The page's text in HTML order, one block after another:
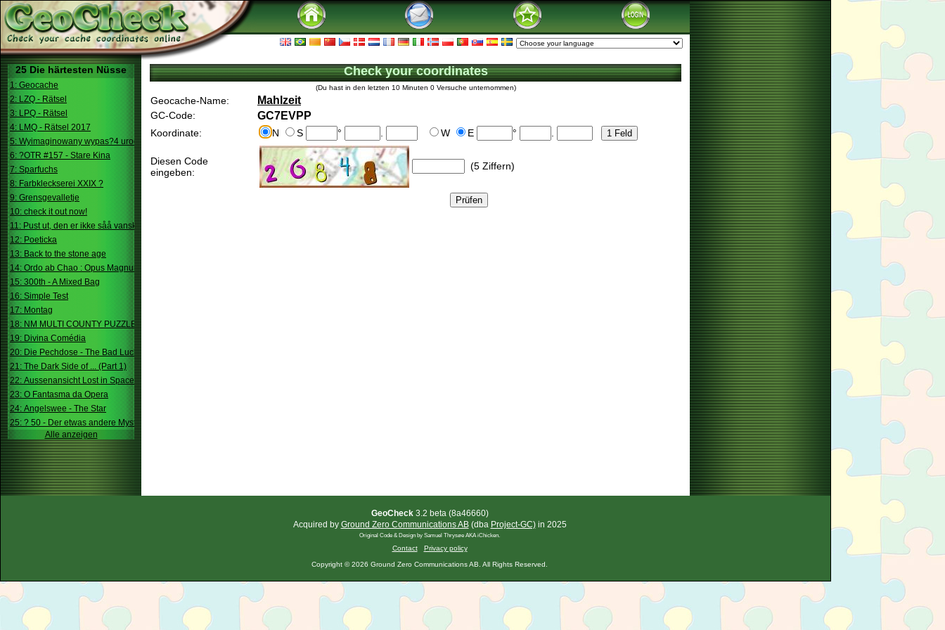
25 Die härtesten Nüsse
1: Geocache
2: LZQ - Rätsel
3: LPQ - Rätsel
4: LMQ - Rätsel 2017
5: Wyimaginowany wypas?4 urodziny
6: ?OTR #157 - Stare Kina
7: Sparfuchs
8: Farbkleckserei XXIX ?
9: Grensgevalletje
10: check it out now!
11: Pust ut, den er ikke såå vanskelig.
12: Poeticka
13: Back to the stone age
14: Ordo ab Chao : Opus Magnum
15: 300th - A Mixed Bag
16: Simple Test
17: Montag
18: NM MULTI COUNTY PUZZLE
19: Divina Comédia
20: Die Pechdose - The Bad Luck Box
21: The Dark Side of ... (Part 1)
22: Aussenansicht Lost in Space
23: O Fantasma da Opera
24: Angelswee - The Star
25: ? 50 - Der etwas andere Mystery
Alle anzeigen
Check your coordinates
(Du hast in den letzten 10 Minuten 0 Versuche unternommen)
Geocache-Name: Mahlzeit
GC-Code: GC7EVPP
Koordinate: N S ° W E °
Diesen Code
eingeben:
(5 Ziffern)
GeoCheck3.2 beta (8a46660)
Acquired by Ground Zero Communications AB(dba Project-GC)in 2025
Original Code & Design by Samuel Thrysøe AKA iChicken.
Contact Privacy policy
Copyright © 2026 Ground Zero Communications AB. All Rights Reserved.